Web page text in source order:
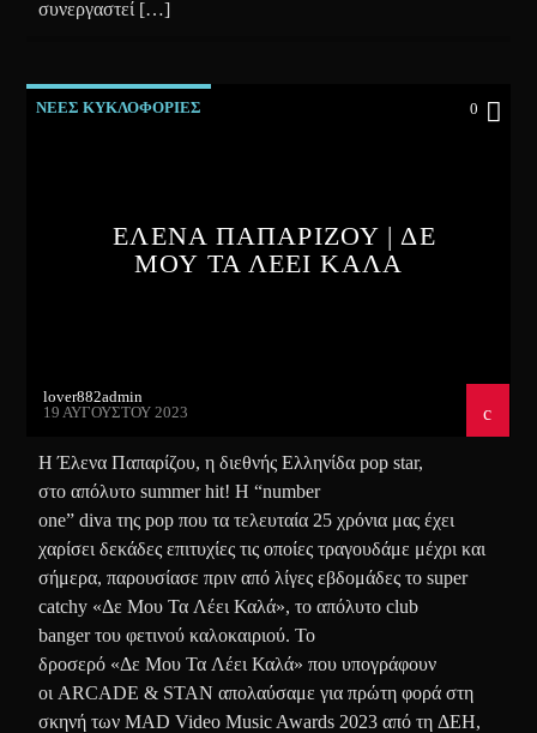
συνεργαστεί […]
ΝΕΕΣ ΚΥΚΛΟΦΟΡΙΕΣ 0
ΕΛΕΝΑ ΠΑΠΑΡΙΖΟΥ | ΔΕ
ΜΟΥ ΤΑ ΛΕΕΙ ΚΑΛΑ
lover882admin
19 ΑΥΓΟΎΣΤΟΥ 2023
Η Έλενα Παπαρίζου, η διεθνής Ελληνίδα pop star,
στο απόλυτο summer hit! Η “number
one” diva της pop που τα τελευταία 25 χρόνια μας έχει
χαρίσει δεκάδες επιτυχίες τις οποίες τραγουδάμε μέχρι και
σήμερα, παρουσίασε πριν από λίγες εβδομάδες το super
catchy «Δε Μου Τα Λέει Καλά», το απόλυτο club
banger του φετινού καλοκαιριού. Το
δροσερό «Δε Μου Τα Λέει Καλά» που υπογράφουν
οι ARCADE & STAN απολαύσαμε για πρώτη φορά στη
σκηνή των MAD Video Music Awards 2023 από τη ΔΕΗ,